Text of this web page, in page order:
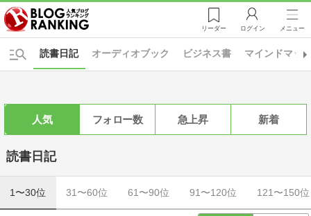
リーダー ログイン メニュー
オーディオブック ビジネス書 マインドマッ
読書日記
人気 フォロー数 急上昇 新着
読書日記
1〜30位 31〜60位 61〜90位 91〜120位 121〜150位